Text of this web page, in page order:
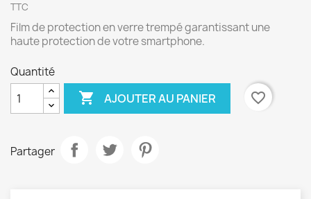
TTC
Film de protection en verre trempé garantissant une
haute protection de votre smartphone.
Quantité
 AJOUTER AU PANIER favorite_border
Partager